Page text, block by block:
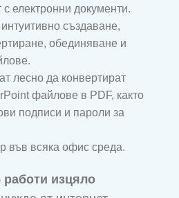
електронни документи.
създаване,
обединяване и
лесно да конвертират
файлове в PDF, както
подписи и пароли за
във всяка офис среда.
работи изцяло